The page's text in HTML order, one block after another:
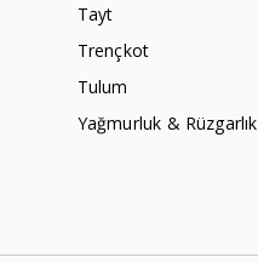
Tayt
Trençkot
Tulum
Yağmurluk & Rüzgarlık